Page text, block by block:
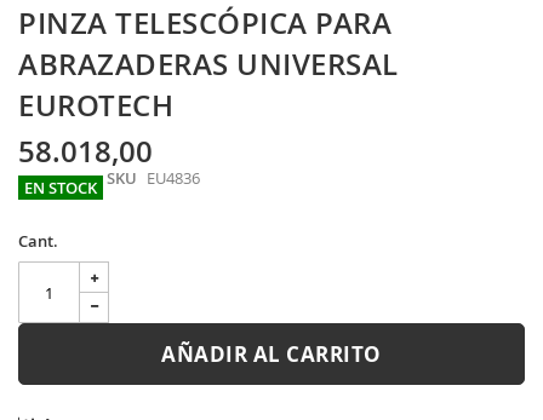
Skip
to
the
beginning
of
the
images
gallery
PINZA TELESCÓPICA PARA
ABRAZADERAS UNIVERSAL
EUROTECH
58.018,00
EN STOCK SKU EU4836
Cant.
AÑADIR AL CARRITO